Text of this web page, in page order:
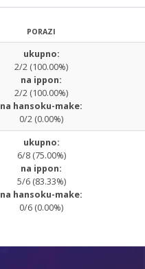
PORAZI
ukupno:
2/2 (100.00%)
na ippon:
2/2 (100.00%)
na hansoku-make:
0/2 (0.00%)
ukupno:
6/8 (75.00%)
na ippon:
5/6 (83.33%)
na hansoku-make:
0/6 (0.00%)